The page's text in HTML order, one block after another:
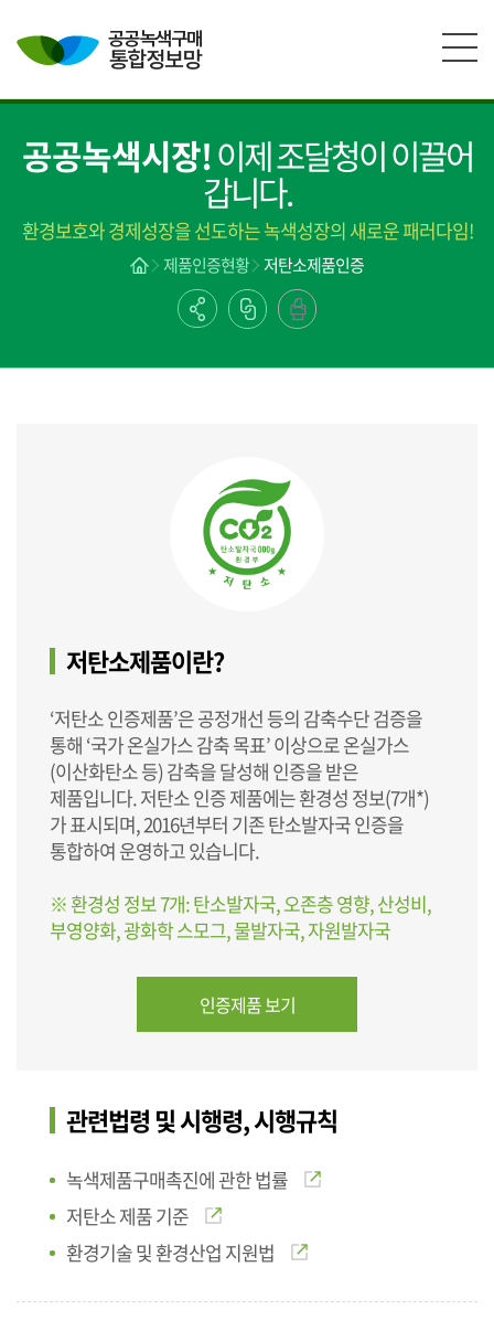
공공녹색시장!이제 조달청이 이끌어
갑니다.
환경보호와 경제성장을 선도하는 녹색성장의 새로운 패러다임!
제품인증현황 저탄소제품인증
저탄소제품이란?
‘저탄소 인증제품’은 공정개선 등의 감축수단 검증을
통해 ‘국가 온실가스 감축 목표’ 이상으로 온실가스
(이산화탄소 등) 감축을 달성해 인증을 받은
제품입니다. 저탄소 인증 제품에는 환경성 정보(7개*)
가 표시되며, 2016년부터 기존 탄소발자국 인증을
통합하여 운영하고 있습니다.
※ 환경성 정보 7개: 탄소발자국, 오존층 영향, 산성비,
부영양화, 광화학 스모그, 물발자국, 자원발자국
인증제품 보기
관련법령 및 시행령, 시행규칙
녹색제품구매촉진에 관한 법률
저탄소 제품 기준
환경기술 및 환경산업 지원법